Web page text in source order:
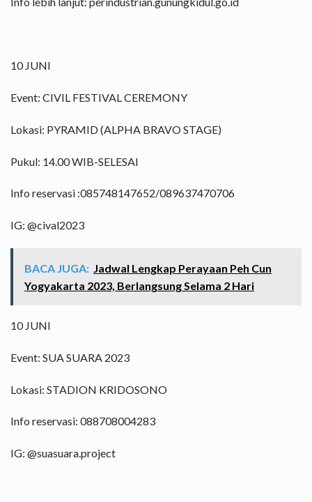
10 JUNI
Event: CIVIL FESTIVAL CEREMONY
Lokasi: PYRAMID (ALPHA BRAVO STAGE)
Pukul: 14.00 WIB-SELESAI
Info reservasi :085748147652/089637470706
IG: @cival2023
BACA JUGA: Jadwal Lengkap Perayaan Peh Cun
Yogyakarta 2023, Berlangsung Selama 2 Hari
10 JUNI
Event: SUA SUARA 2023
Lokasi: STADION KRIDOSONO
Info reservasi: 088708004283
IG: @suasuara.project